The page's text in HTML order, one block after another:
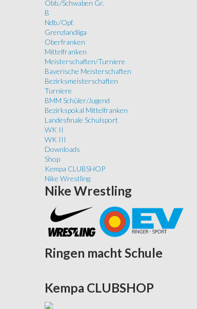
Obb./Schwaben Gr.
B
Ndb./Opf.
Grenzlandliga
Oberfranken
Mittelfranken
Meisterschaften/Turniere
Bayerische Meisterschaften
Bezirksmeisterschaften
Turniere
BMM Schüler/Jugend
Bezirkspokal Mittelfranken
Landesfinale Schulsport
WK II
WK III
Downloads
Shop
Kempa CLUBSHOP
Nike Wrestling
Nike Wrestling
Ringen macht Schule
Kempa CLUBSHOP